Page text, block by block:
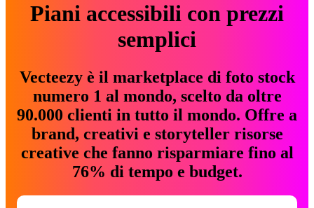
Piani accessibili con prezzi
semplici
Vecteezy è il marketplace di foto stock
numero 1 al mondo, scelto da oltre
90.000 clienti in tutto il mondo. Offre a
brand, creativi e storyteller risorse
creative che fanno risparmiare fino al
76% di tempo e budget.